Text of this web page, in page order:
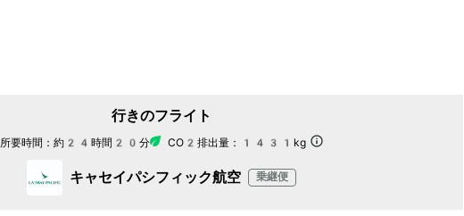
行きのフライト
所要時間： 約24時間20分 CO2排出量： 1431kg
キャセイパシフィック航空 乗継便